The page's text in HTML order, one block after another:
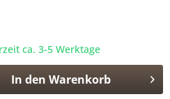
ca. 3-5 Werktage
In den Warenkorb